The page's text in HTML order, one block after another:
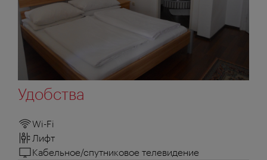
Удобства
Wi-Fi
Лифт
Кабельное/спутниковое телевидение